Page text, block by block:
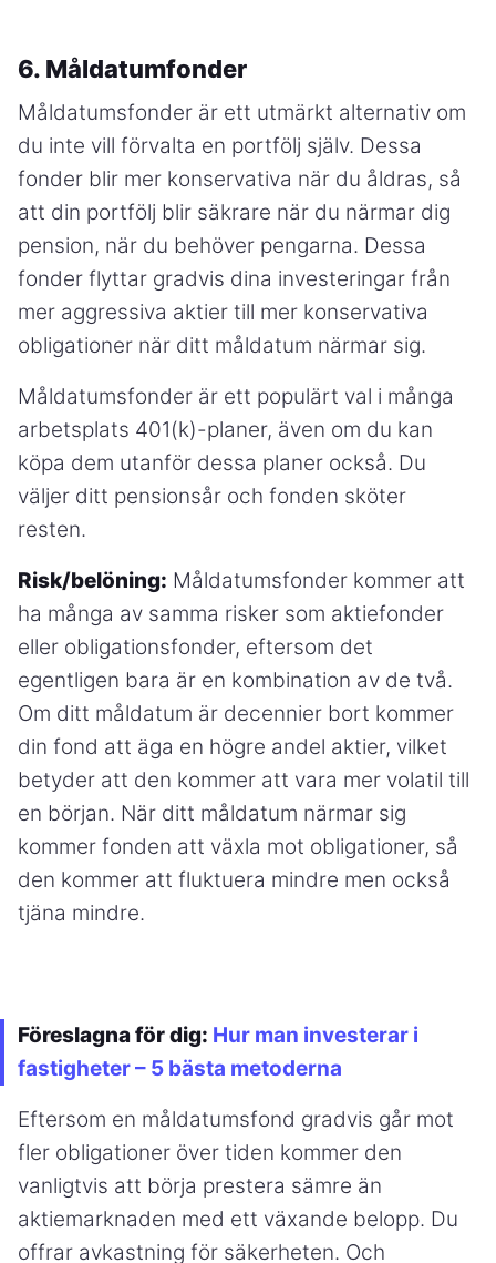
6. Måldatumfonder
Måldatumsfonder är ett utmärkt alternativ om
du inte vill förvalta en portfölj själv. Dessa
fonder blir mer konservativa när du åldras, så
att din portfölj blir säkrare när du närmar dig
pension, när du behöver pengarna. Dessa
fonder flyttar gradvis dina investeringar från
mer aggressiva aktier till mer konservativa
obligationer när ditt måldatum närmar sig.
Måldatumsfonder är ett populärt val i många
arbetsplats 401(k)-planer, även om du kan
köpa dem utanför dessa planer också. Du
väljer ditt pensionsår och fonden sköter
resten.
Risk/belöning: Måldatumsfonder kommer att
ha många av samma risker som aktiefonder
eller obligationsfonder, eftersom det
egentligen bara är en kombination av de två.
Om ditt måldatum är decennier bort kommer
din fond att äga en högre andel aktier, vilket
betyder att den kommer att vara mer volatil till
en början. När ditt måldatum närmar sig
kommer fonden att växla mot obligationer, så
den kommer att fluktuera mindre men också
tjäna mindre.
Föreslagna för dig: Hur man investerar i
fastigheter – 5 bästa metoderna
Eftersom en måldatumsfond gradvis går mot
fler obligationer över tiden kommer den
vanligtvis att börja prestera sämre än
aktiemarknaden med ett växande belopp. Du
offrar avkastning för säkerheten. Och